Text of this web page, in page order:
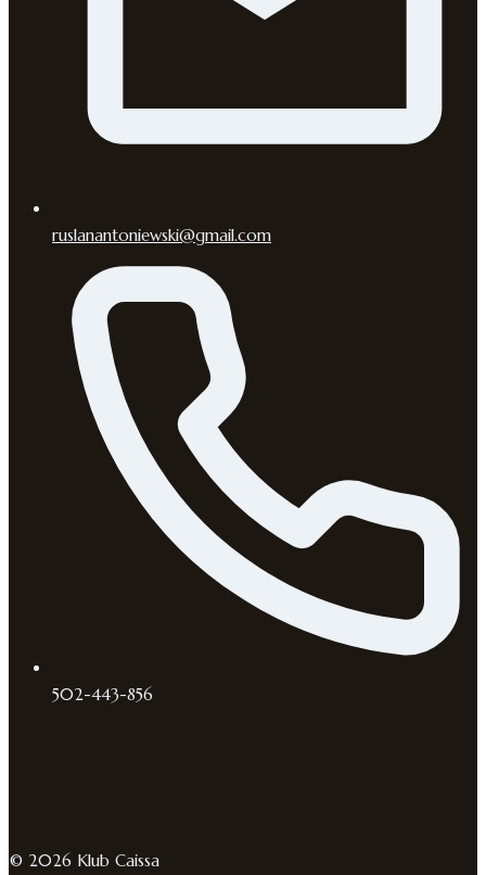
ruslanantoniewski@gmail.com
502-443-856
© 2026 Klub Caissa